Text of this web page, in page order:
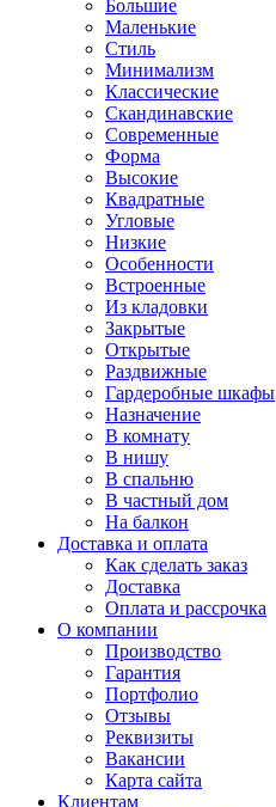
Большие
Маленькие
Стиль
Минимализм
Классические
Скандинавские
Современные
Форма
Высокие
Квадратные
Угловые
Низкие
Особенности
Встроенные
Из кладовки
Закрытые
Открытые
Раздвижные
Гардеробные шкафы
Назначение
В комнату
В нишу
В спальню
В частный дом
На балкон
Доставка и оплата
Как сделать заказ
Доставка
Оплата и рассрочка
О компании
Производство
Гарантия
Портфолио
Отзывы
Реквизиты
Вакансии
Карта сайта
Клиентам